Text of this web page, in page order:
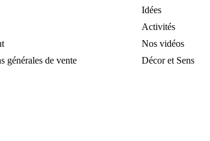
générales de vente
Idées
Activités
Nos vidéos
Décor et Sens